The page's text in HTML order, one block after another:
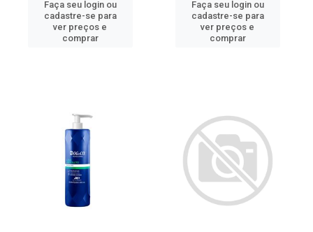
Faça seu login ou
cadastre-se para
ver preços e
comprar
Faça seu login ou
cadastre-se para
ver preços e
comprar